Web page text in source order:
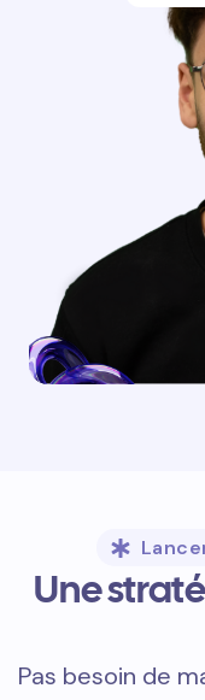
Une
Pas besoin de